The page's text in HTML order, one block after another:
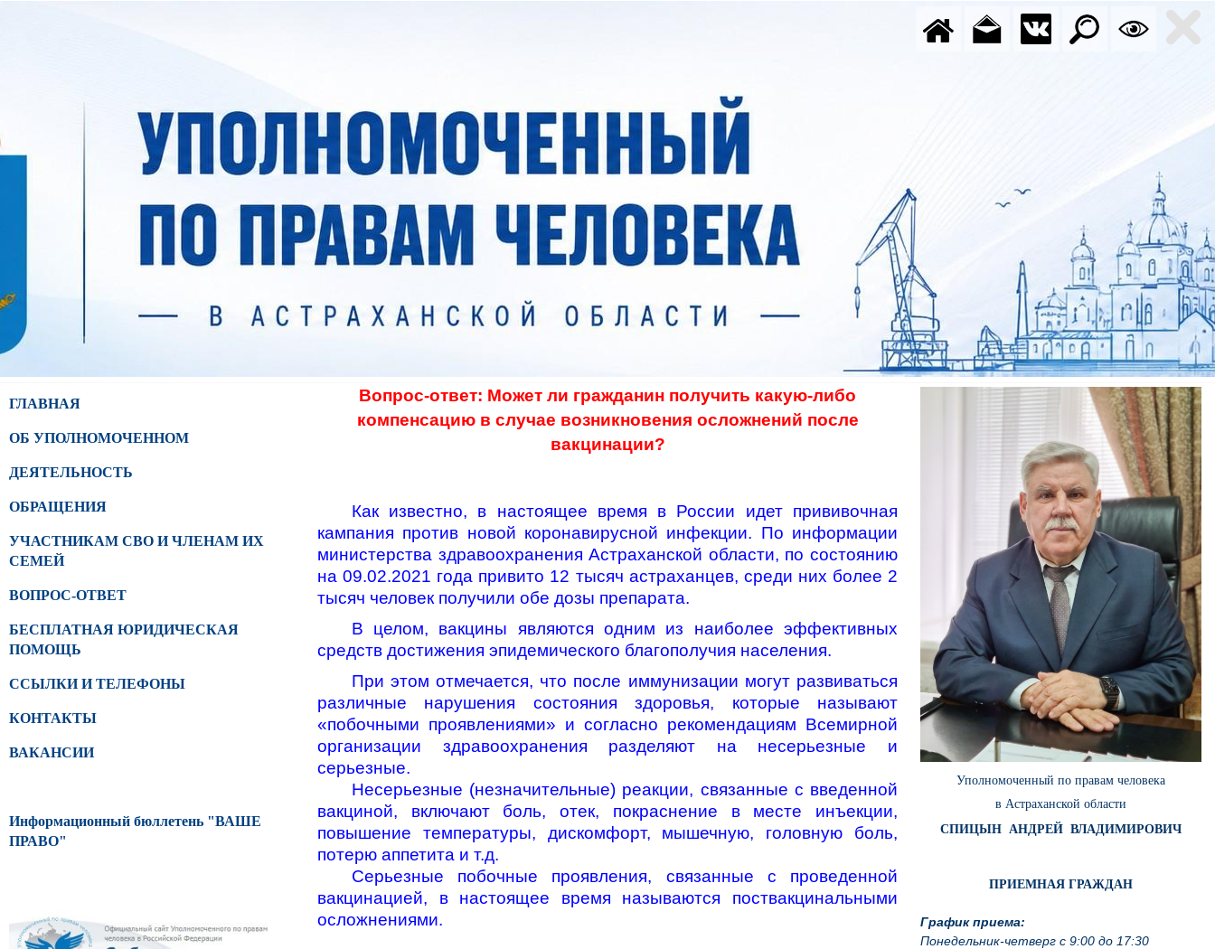
ГЛАВНАЯ
ОБ УПОЛНОМОЧЕННОМ
ДЕЯТЕЛЬНОСТЬ
ОБРАЩЕНИЯ
УЧАСТНИКАМ СВО И ЧЛЕНАМ ИХ
СЕМЕЙ
ВОПРОС-ОТВЕТ
БЕСПЛАТНАЯ ЮРИДИЧЕСКАЯ
ПОМОЩЬ
ССЫЛКИ И ТЕЛЕФОНЫ
КОНТАКТЫ
ВАКАНСИИ
Информационный бюллетень "ВАШЕ
ПРАВО"
Уполномоченный по правам человека
в Астраханской области
СПИЦЫН АНДРЕЙ ВЛАДИМИРОВИЧ
ПРИЕМНАЯ ГРАЖДАН
График приема:
Понедельник-четверг с 9:00 до 17:30
Вопрос-ответ: Может ли гражданин получить какую-либо
компенсацию в случае возникновения осложнений после
вакцинации?
Как известно, в настоящее время в России идет прививочная
кампания против новой коронавирусной инфекции. По информации
министерства здравоохранения Астраханской области, по состоянию
на 09.02.2021 года привито 12 тысяч астраханцев, среди них более 2
тысяч человек получили обе дозы препарата.
В целом, вакцины являются одним из наиболее эффективных
средств достижения эпидемического благополучия населения.
При этом отмечается, что после иммунизации могут развиваться
различные нарушения состояния здоровья, которые называют
«побочными проявлениями» и согласно рекомендациям Всемирной
организации здравоохранения разделяют на несерьезные и
серьезные.
Несерьезные (незначительные) реакции, связанные с введенной
вакциной, включают боль, отек, покраснение в месте инъекции,
повышение температуры, дискомфорт, мышечную, головную боль,
потерю аппетита и т.д.
Серьезные побочные проявления, связанные с проведенной
вакцинацией, в настоящее время называются поствакцинальными
осложнениями.